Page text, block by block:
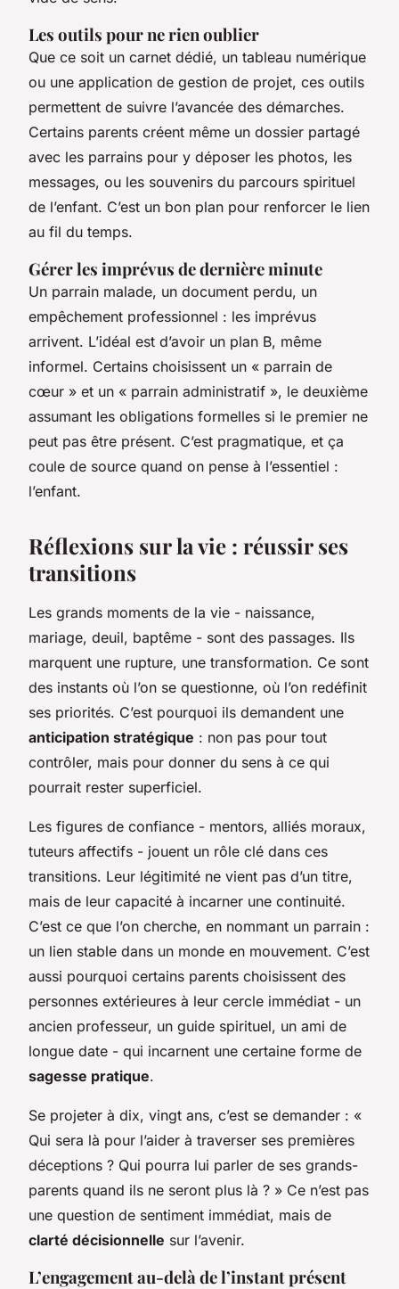
Les outils pour ne rien oublier
Que ce soit un carnet dédié, un tableau numérique
ou une application de gestion de projet, ces outils
permettent de suivre l’avancée des démarches.
Certains parents créent même un dossier partagé
avec les parrains pour y déposer les photos, les
messages, ou les souvenirs du parcours spirituel
de l’enfant. C’est un bon plan pour renforcer le lien
au fil du temps.
Gérer les imprévus de dernière minute
Un parrain malade, un document perdu, un
empêchement professionnel : les imprévus
arrivent. L’idéal est d’avoir un plan B, même
informel. Certains choisissent un « parrain de
cœur » et un « parrain administratif », le deuxième
assumant les obligations formelles si le premier ne
peut pas être présent. C’est pragmatique, et ça
coule de source quand on pense à l’essentiel :
l’enfant.
Réflexions sur la vie : réussir ses
transitions
Les grands moments de la vie - naissance,
mariage, deuil, baptême - sont des passages. Ils
marquent une rupture, une transformation. Ce sont
des instants où l’on se questionne, où l’on redéfinit
ses priorités. C’est pourquoi ils demandent une
anticipation stratégique : non pas pour tout
contrôler, mais pour donner du sens à ce qui
pourrait rester superficiel.
Les figures de confiance - mentors, alliés moraux,
tuteurs affectifs - jouent un rôle clé dans ces
transitions. Leur légitimité ne vient pas d’un titre,
mais de leur capacité à incarner une continuité.
C’est ce que l’on cherche, en nommant un parrain :
un lien stable dans un monde en mouvement. C’est
aussi pourquoi certains parents choisissent des
personnes extérieures à leur cercle immédiat - un
ancien professeur, un guide spirituel, un ami de
longue date - qui incarnent une certaine forme de
sagesse pratique.
Se projeter à dix, vingt ans, c’est se demander : «
Qui sera là pour l’aider à traverser ses premières
déceptions ? Qui pourra lui parler de ses grands-
parents quand ils ne seront plus là ? » Ce n’est pas
une question de sentiment immédiat, mais de
clarté décisionnelle sur l’avenir.
L’engagement au-delà de l’instant présent